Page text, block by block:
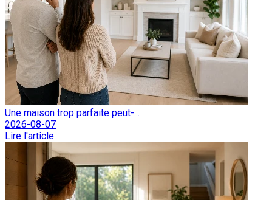
Une maison trop parfaite peut-...
2026-08-07
Lire l'article